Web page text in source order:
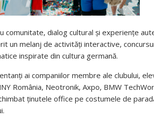
comunitate, dialog cultural și experiențe
un melanj de activități interactive,
inspirate din cultura germană.
ai companiilor membre ale clubului,
România, Neotronik, Axpo, BMW
ținutele office pe costumele de